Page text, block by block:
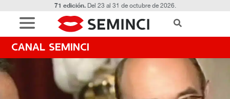
71 edición.Del 23 al 31 de octubre de 2026.
CANAL SEMINCI